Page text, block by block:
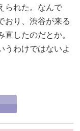
られた。なんで
おり、渋谷が来る
したのだとか。
うわけではないよ